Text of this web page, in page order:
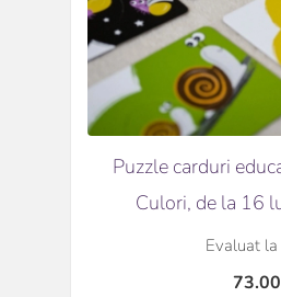
Puzzle carduri
Culori, de la 16
Evaluat la
73.00